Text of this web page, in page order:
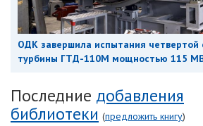
ОДК завершила испытания четвертой
турбины ГТД-110М мощностью 115
Последние добавления
библиотеки (предложить книгу)